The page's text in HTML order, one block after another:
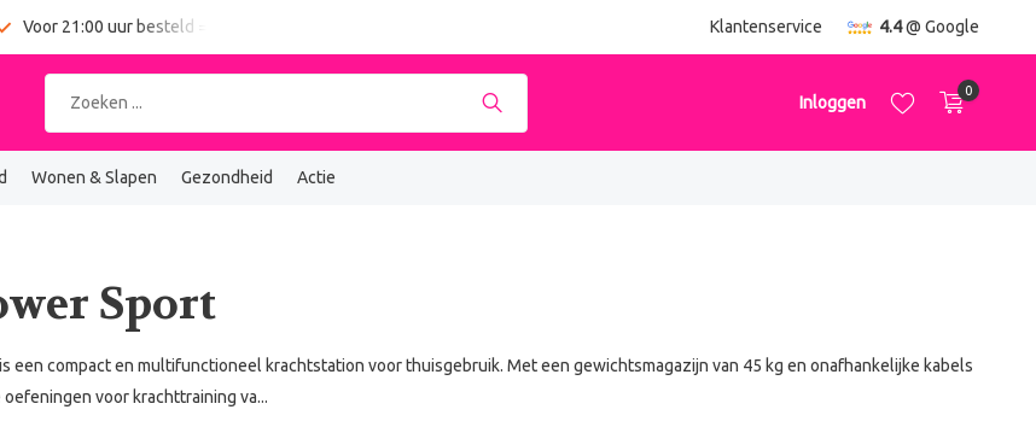
Voor 21:00 uur besteld = vandaag verzonden Klantenservice 4.4@ Google
Inloggen
0
Wonen & Slapen Gezondheid Actie
Sport
een compact en multifunctioneel krachtstation voor thuisgebruik. Met een gewichtsmagazijn van 45 kg en onafhankelijke kabels
voor krachttraining va...